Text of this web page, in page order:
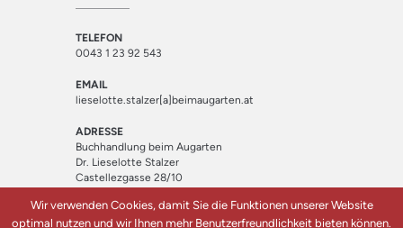
TELEFON
0043 1 23 92 543
EMAIL
lieselotte.stalzer[a]beimaugarten.at
ADRESSE
Buchhandlung beim Augarten
Dr. Lieselotte Stalzer
Castellezgasse 28/10
Wir verwenden Cookies, damit Sie die Funktionen unserer Website
optimal nutzen und wir Ihnen mehr Benutzerfreundlichkeit bieten können.